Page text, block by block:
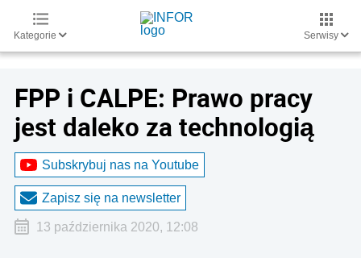
Kategorie Serwisy
FPP i CALPE: Prawo pracy
jest daleko za technologią
Subskrybuj nas na Youtube
Zapisz się na newsletter
13 października 2020, 12:08